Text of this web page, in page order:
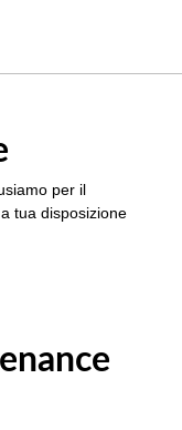
per il
tua disposizione